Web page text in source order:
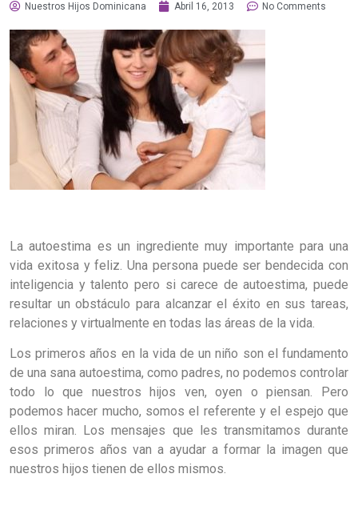
Nuestros Hijos Dominicana Abril 16, 2013 No Comments
La autoestima es un ingrediente muy importante para una
vida exitosa y feliz. Una persona puede ser bendecida con
inteligencia y talento pero si carece de autoestima, puede
resultar un obstáculo para alcanzar el éxito en sus tareas,
relaciones y virtualmente en todas las áreas de la vida.
Los primeros años en la vida de un niño son el fundamento
de una sana autoestima, como padres, no podemos controlar
todo lo que nuestros hijos ven, oyen o piensan. Pero
podemos hacer mucho, somos el referente y el espejo que
ellos miran. Los mensajes que les transmitamos durante
esos primeros años van a ayudar a formar la imagen que
nuestros hijos tienen de ellos mismos.